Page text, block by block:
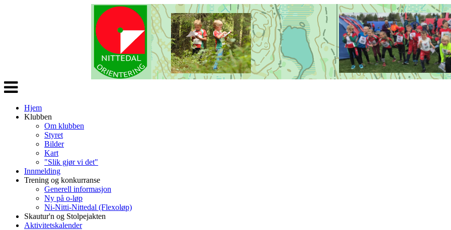
Veksle
navigasjon
Hjem
Klubben
Om klubben
Styret
Bilder
Kart
"Slik gjør vi det"
Innmelding
Trening og konkurranse
Generell informasjon
Ny på o-løp
Ni-Nitti-Nittedal (Flexoløp)
Skautur'n og Stolpejakten
Aktivitetskalender